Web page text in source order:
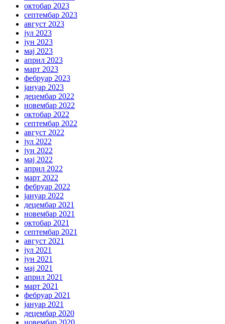
октобар 2023
септембар 2023
август 2023
јул 2023
јун 2023
мај 2023
април 2023
март 2023
фебруар 2023
јануар 2023
децембар 2022
новембар 2022
октобар 2022
септембар 2022
август 2022
јул 2022
јун 2022
мај 2022
април 2022
март 2022
фебруар 2022
јануар 2022
децембар 2021
новембар 2021
октобар 2021
септембар 2021
август 2021
јул 2021
јун 2021
мај 2021
април 2021
март 2021
фебруар 2021
јануар 2021
децембар 2020
новембар 2020